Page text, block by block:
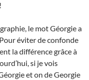
le mot Géorgie a
éviter de confonde
la différence grâce à
si je vois
et on de Georgie